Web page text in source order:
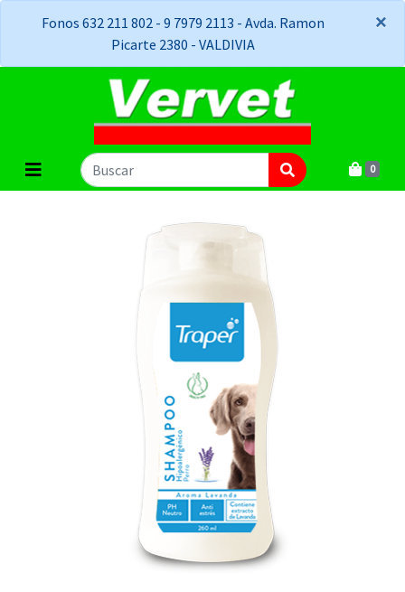
Fonos 632 211 802 - 9 7979 2113 - Avda. Ramon
Picarte 2380 - VALDIVIA
×
×
0